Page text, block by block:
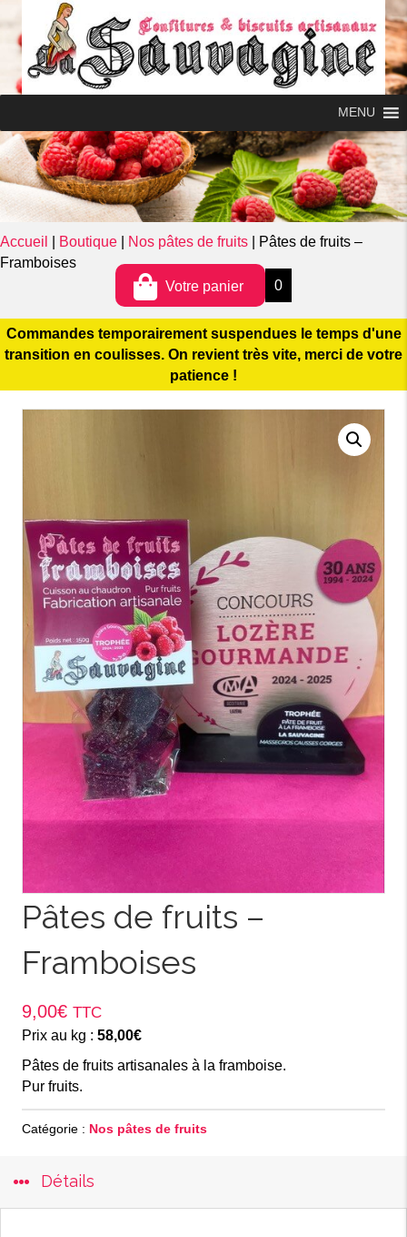
MENU
0
MENU
Accueil Boutique Nos pâtes de fruits
Pâtes de fruits –
Framboises
Votre panier
0
Commandes temporairement suspendues le temps d'une
transition en coulisses. On revient très vite, merci de votre
patience !
Pâtes de fruits –
Framboises
9,00€ TTC
Prix au kg : 58,00€
Pâtes de fruits artisanales à la framboise.
Pur fruits.
Catégorie : Nos pâtes de fruits
Détails